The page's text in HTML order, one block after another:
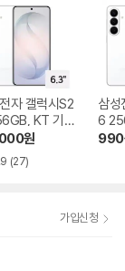
자 갤럭시S2
KT 기기
납원
(27)
삼성
6
이동
990
가입신청